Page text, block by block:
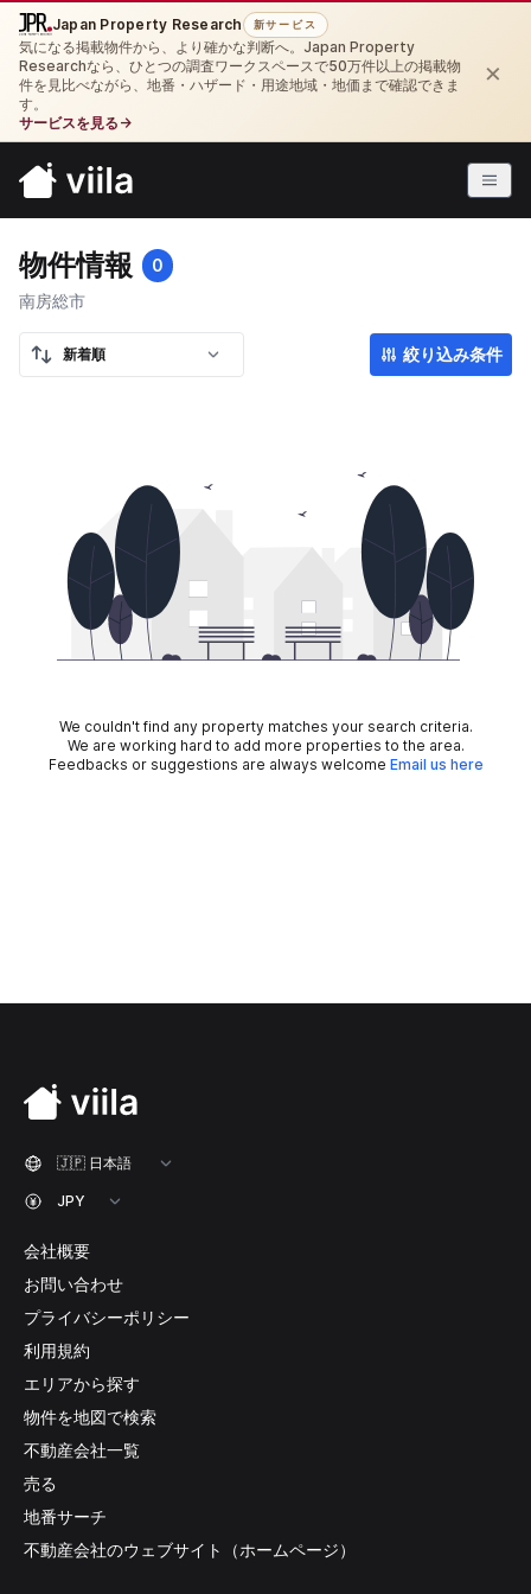
Japan Property Research 新サービス
気になる掲載物件から、より確かな判断へ。Japan Property
Researchなら、ひとつの調査ワークスペースで50万件以上の掲載物
件を見比べながら、地番・ハザード・用途地域・地価まで確認できま
す。
サービスを見る →
×
物件情報
0
南房総市
絞り込み条件
We couldn't find any property matches your search criteria.
We are working hard to add more properties to the area.
Feedbacks or suggestions are always welcome Email us here
会社概要
お問い合わせ
プライバシーポリシー
利用規約
エリアから探す
物件を地図で検索
不動産会社一覧
売る
地番サーチ
不動産会社のウェブサイト（ホームページ）